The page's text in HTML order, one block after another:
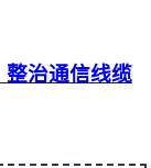
整治通信线缆